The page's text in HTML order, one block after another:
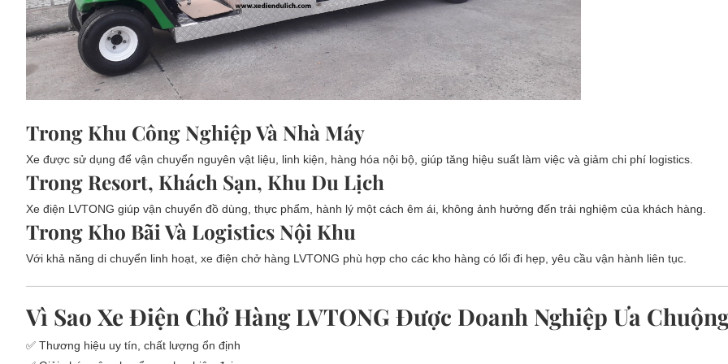
Trong Khu Công Nghiệp Và Nhà Máy
Xe được sử dụng để vận chuyển nguyên vật liệu, linh kiện, hàng hóa nội bộ, giúp tăng hiệu suất làm việc và giảm chi phí logistics.
Trong Resort, Khách Sạn, Khu Du Lịch
Xe điện LVTONG giúp vận chuyển đồ dùng, thực phẩm, hành lý một cách êm ái, không ảnh hưởng đến trải nghiệm của khách hàng.
Trong Kho Bãi Và Logistics Nội Khu
Với khả năng di chuyển linh hoạt, xe điện chở hàng LVTONG phù hợp cho các kho hàng có lối đi hẹp, yêu cầu vận hành liên tục.
Vì Sao Xe Điện Chở Hàng LVTONG Được Doanh Nghiệp Ưa
✅ Thương hiệu uy tín, chất lượng ổn định